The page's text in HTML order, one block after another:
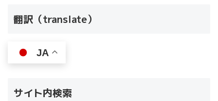
翻訳（translate）
JA
サイト内検索